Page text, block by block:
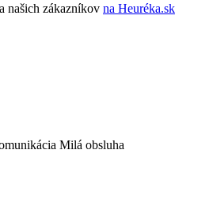
našich zákazníkov na Heuréka.sk
Milá obsluha